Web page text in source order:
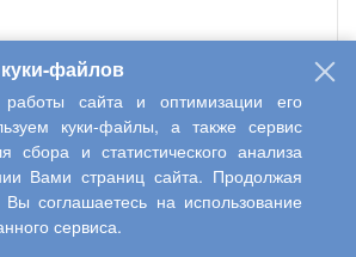
| Оставить комментарий
4 5 6 »
файлов
сайта и оптимизации его
куки-файлы, а также сервис
сбора и статистического анализа
Вами страниц сайта. Продолжая
Вы соглашаетесь на использование
сервиса.